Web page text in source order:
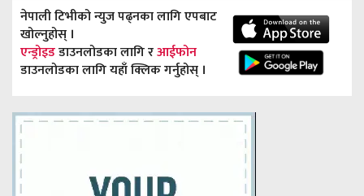
नेपाली टिभीको न्युज पढ्नका लागि एपबाट
खोल्नुहोस् ।
एन्ड्रोइडडाउनलोडका लागि रआईफोन
डाउनलोडका लागि यहाँ क्लिक गर्नुहोस् ।